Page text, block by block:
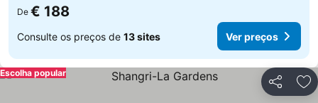
De € 188
Consulte os preços de 13 sites Ver preços
Partilhar
Escolha popular